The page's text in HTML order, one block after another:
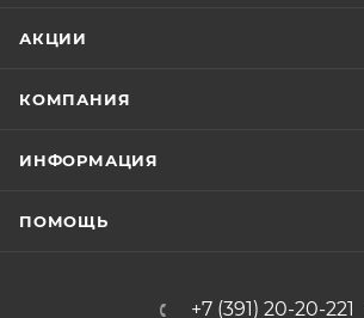
АКЦИИ
КОМПАНИЯ
ИНФОРМАЦИЯ
ПОМОЩЬ
+7 (391) 20-20-221